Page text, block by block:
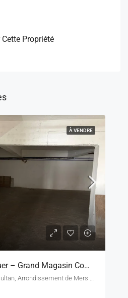
Propriété
À VENDRE
À Vendre Ou À Louer – Grand Magasin Commercial 360 M² À Avenue 2 Mars, Quartier Des Hôpitaux – Casablanca